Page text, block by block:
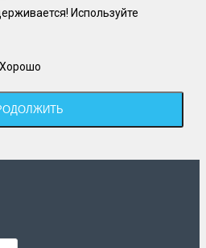
Используйте
Хорошо